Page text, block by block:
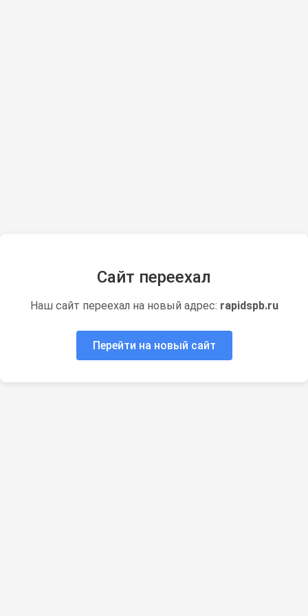
Сайт переехал
Наш сайт переехал на новый адрес: rapidspb.ru
Перейти на новый сайт